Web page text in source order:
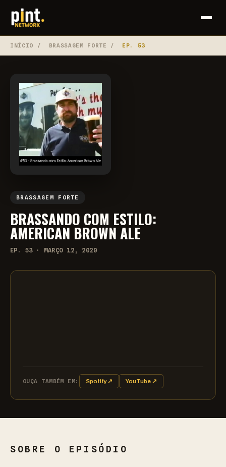
INÍCIO / BRASSAGEM FORTE / EP. 53
BRASSAGEM FORTE
BRASSANDO COM ESTILO:
AMERICAN BROWN ALE
EP. 53 · MARÇO 12, 2020
OUÇA TAMBÉM EM: Spotify ↗ YouTube ↗
SOBRE O EPISÓDIO